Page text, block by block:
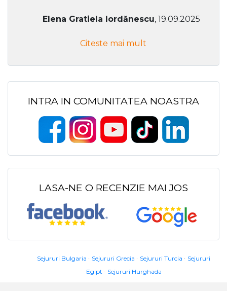
Elena Gratiela Iordănescu, 19.09.2025
Citeste mai mult
INTRA IN COMUNITATEA NOASTRA
LASA-NE O RECENZIE MAI JOS
Sejururi Bulgaria Sejururi Grecia Sejururi Turcia
Sejururi
Egipt
Sejururi Hurghada